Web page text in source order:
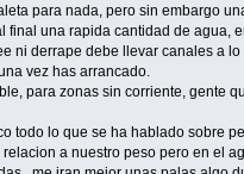
para nada, pero sin embargo
final una rapida cantidad de agua,
ni derrape debe llevar canales a
vez has arrancado.
para zonas sin corriente, gente
todo lo que se ha hablado sobre
a nuestro peso pero en el